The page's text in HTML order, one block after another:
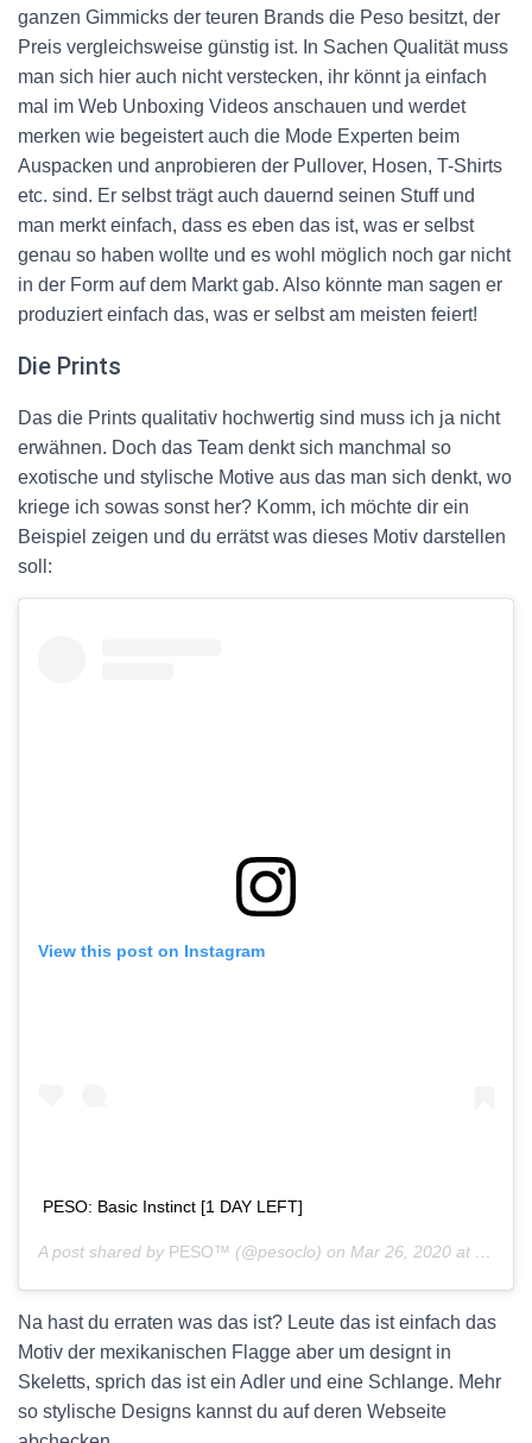
ganzen Gimmicks der teuren Brands die Peso besitzt, der
Preis vergleichsweise günstig ist. In Sachen Qualität muss
man sich hier auch nicht verstecken, ihr könnt ja einfach
mal im Web Unboxing Videos anschauen und werdet
merken wie begeistert auch die Mode Experten beim
Auspacken und anprobieren der Pullover, Hosen, T-Shirts
etc. sind. Er selbst trägt auch dauernd seinen Stuff und
man merkt einfach, dass es eben das ist, was er selbst
genau so haben wollte und es wohl möglich noch gar nicht
in der Form auf dem Markt gab. Also könnte man sagen er
produziert einfach das, was er selbst am meisten feiert!
Die Prints
Das die Prints qualitativ hochwertig sind muss ich ja nicht
erwähnen. Doch das Team denkt sich manchmal so
exotische und stylische Motive aus das man sich denkt, wo
kriege ich sowas sonst her? Komm, ich möchte dir ein
Beispiel zeigen und du errätst was dieses Motiv darstellen
soll:
View this post on Instagram
PESO: Basic Instinct [1 DAY LEFT]
A post shared by PESO™ (@pesoclo) on Mar 26, 2020 at 5:16am PDT
Na hast du erraten was das ist? Leute das ist einfach das
Motiv der mexikanischen Flagge aber um designt in
Skeletts, sprich das ist ein Adler und eine Schlange. Mehr
so stylische Designs kannst du auf deren Webseite